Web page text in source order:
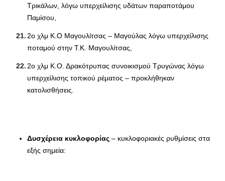
Τρικάλων, λόγω υπερχείλισης υδάτων παραποτάμου
Παμίσου,
2ο χλμ Κ.Ο Μαγουλίτσας – Μαγούλας λόγω υπερχείλισης
ποταμού στην Τ.Κ. Μαγουλίτσας,
2ο χλμ Κ.Ο. Δρακότρυπας συνοικισμού Τρυγώνας λόγω
υπερχείλισης τοπικού ρέματος – προκλήθηκαν
κατολισθήσεις.
Δυσχέρεια κυκλοφορίας – κυκλοφοριακές ρυθμίσεις στα
εξής σημεία: